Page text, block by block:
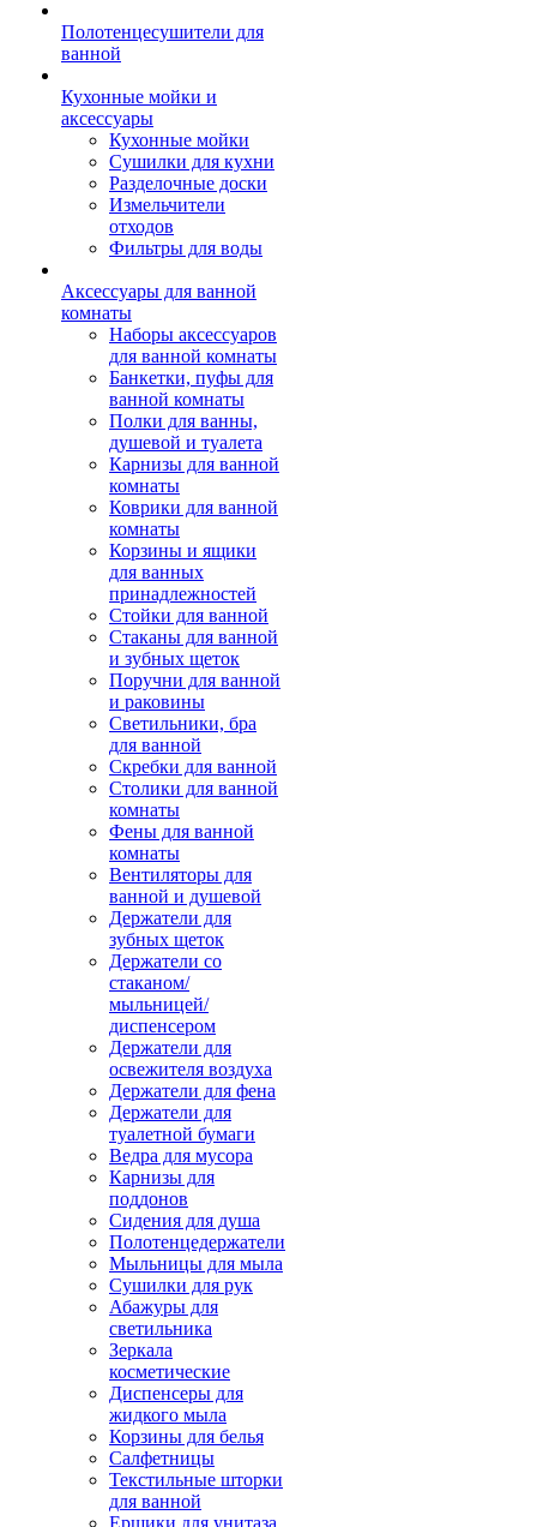
Полотенцесушители для
ванной
Кухонные мойки и
аксессуары
Кухонные мойки
Сушилки для кухни
Разделочные доски
Измельчители
отходов
Фильтры для воды
Аксессуары для ванной
комнаты
Наборы аксессуаров
для ванной комнаты
Банкетки, пуфы для
ванной комнаты
Полки для ванны,
душевой и туалета
Карнизы для ванной
комнаты
Коврики для ванной
комнаты
Корзины и ящики
для ванных
принадлежностей
Стойки для ванной
Стаканы для ванной
и зубных щеток
Поручни для ванной
и раковины
Светильники, бра
для ванной
Скребки для ванной
Столики для ванной
комнаты
Фены для ванной
комнаты
Вентиляторы для
ванной и душевой
Держатели для
зубных щеток
Держатели со
стаканом/
мыльницей/
диспенсером
Держатели для
освежителя воздуха
Держатели для фена
Держатели для
туалетной бумаги
Ведра для мусора
Карнизы для
поддонов
Сидения для душа
Полотенцедержатели
Мыльницы для мыла
Сушилки для рук
Абажуры для
светильника
Зеркала
косметические
Диспенсеры для
жидкого мыла
Корзины для белья
Салфетницы
Текстильные шторки
для ванной
Ершики для унитаза